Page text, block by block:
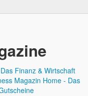
Finanz & Wirtschaft
Magazin Home - Das